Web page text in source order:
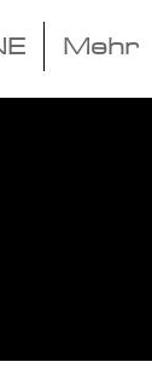
Mehr